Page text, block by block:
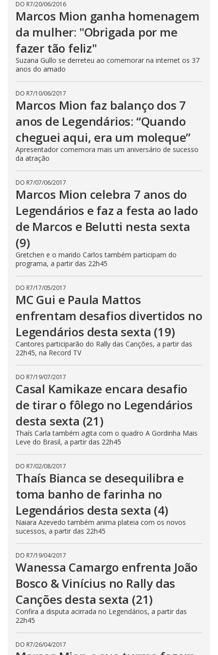
V
i
d
e
o
d
o
DO R7/20/06/2016
Marcos Mion ganha homenagem
da mulher: "Obrigada por me
fazer tão feliz"
Suzana Gullo se derreteu ao comemorar na internet os 37
anos do amado
DO R7/10/06/2017
Marcos Mion faz balanço dos 7
anos de Legendários: “Quando
cheguei aqui, era um moleque”
Apresentador comemora mais um aniversário de sucesso
da atração
DO R7/07/06/2017
Marcos Mion celebra 7 anos do
Legendários e faz a festa ao lado
de Marcos e Belutti nesta sexta
(9)
Gretchen e o marido Carlos também participam do
programa, a partir das 22h45
DO R7/17/05/2017
MC Gui e Paula Mattos
enfrentam desafios divertidos no
Legendários desta sexta (19)
Cantores participarão do Rally das Canções, a partir das
22h45, na Record TV
DO R7/19/07/2017
Casal Kamikaze encara desafio
de tirar o fôlego no Legendários
desta sexta (21)
Thaís Carla também agita com o quadro A Gordinha Mais
Leve do Brasil, a partir das 22h45
DO R7/02/08/2017
Thaís Bianca se desequilibra e
toma banho de farinha no
Legendários desta sexta (4)
Naiara Azevedo também anima plateia com os novos
sucessos, a partir das 22h45
DO R7/19/04/2017
Wanessa Camargo enfrenta João
Bosco & Vinícius no Rally das
Canções desta sexta (21)
Confira a disputa acirrada no Legendários, a partir das
22h45
DO R7/26/04/2017